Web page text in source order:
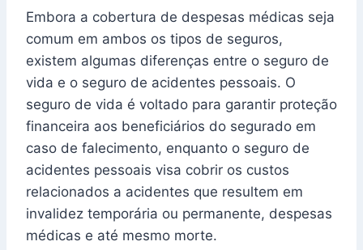
Embora a cobertura de despesas médicas seja
comum em ambos os tipos de seguros,
existem algumas diferenças entre o seguro de
vida e o seguro de acidentes pessoais. O
seguro de vida é voltado para garantir proteção
financeira aos beneficiários do segurado em
caso de falecimento, enquanto o seguro de
acidentes pessoais visa cobrir os custos
relacionados a acidentes que resultem em
invalidez temporária ou permanente, despesas
médicas e até mesmo morte.